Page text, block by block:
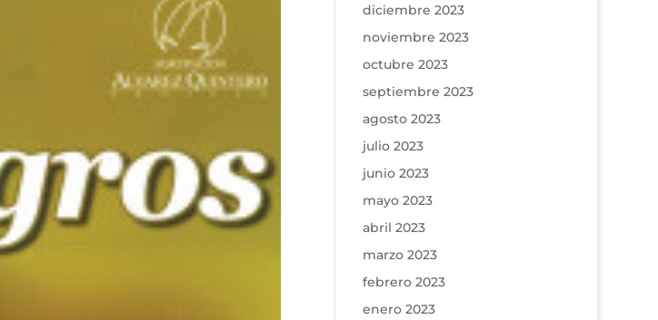
diciembre 2023
noviembre 2023
octubre 2023
septiembre 2023
agosto 2023
julio 2023
junio 2023
mayo 2023
abril 2023
marzo 2023
febrero 2023
enero 2023